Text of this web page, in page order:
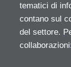
tematici di
contano sul
del settore.